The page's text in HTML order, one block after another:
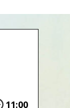
Tid
11:00